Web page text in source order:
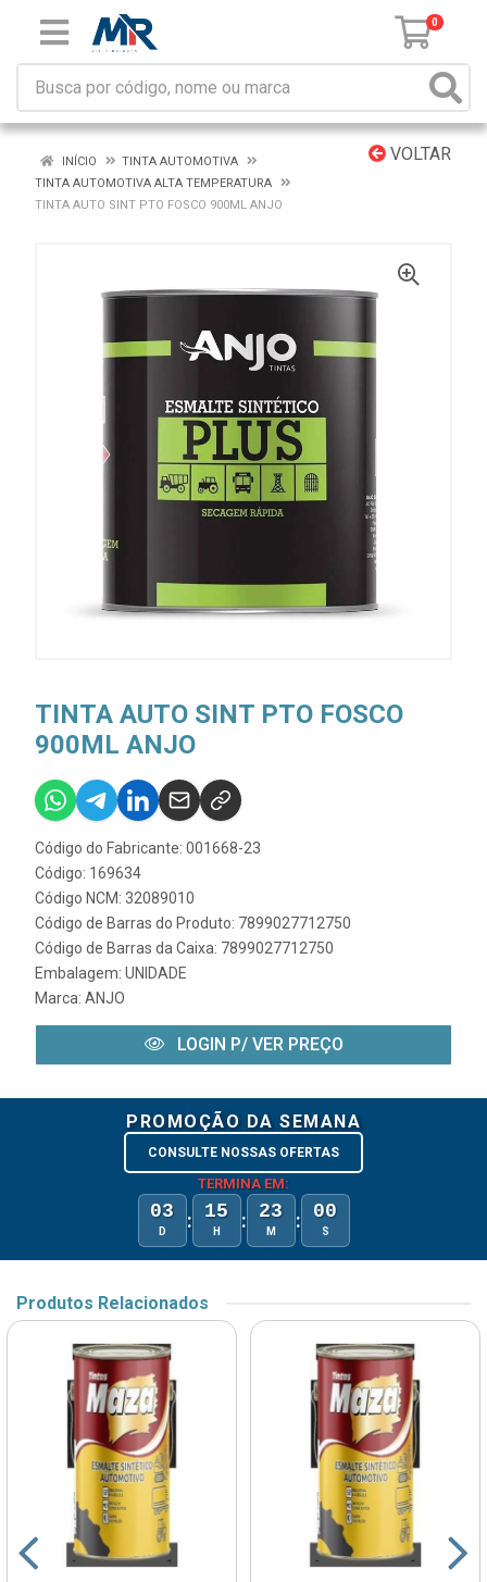
0
VOLTAR
INÍCIO
TINTA AUTOMOTIVA
TINTA AUTOMOTIVA ALTA TEMPERATURA
TINTA AUTO SINT PTO FOSCO 900ML ANJO
TINTA AUTO SINT PTO FOSCO
900ML ANJO
Código do Fabricante: 001668-23
Código: 169634
Código NCM: 32089010
Código de Barras do Produto: 7899027712750
Código de Barras da Caixa: 7899027712750
Embalagem: UNIDADE
Marca: ANJO
LOGIN P/ VER PREÇO
PROMOÇÃO DA SEMANA
CONSULTE NOSSAS OFERTAS
TERMINA EM:
03
D : 15
H : 23
M : 00
S
Produtos Relacionados